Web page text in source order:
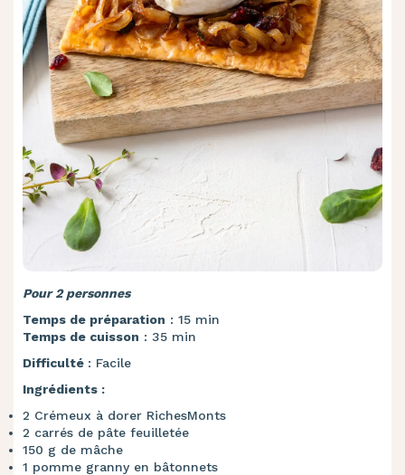
Pour 2 personnes
Temps de préparation : 15 min
Temps de cuisson : 35 min
Difficulté : Facile
Ingrédients :
2 Crémeux à dorer RichesMonts
2 carrés de pâte feuilletée
150 g de mâche
1 pomme granny en bâtonnets